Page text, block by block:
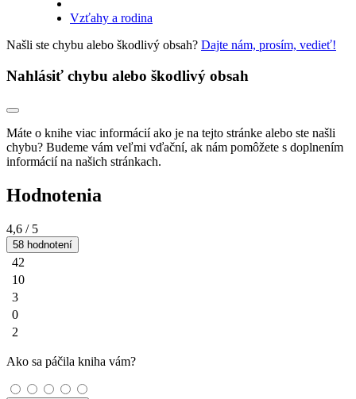
Vzťahy a rodina
Našli ste chybu alebo škodlivý obsah? Dajte nám, prosím, vedieť!
Nahlásiť chybu alebo škodlivý obsah
Máte o knihe viac informácií ako je na tejto stránke alebo ste našli
chybu? Budeme vám veľmi vďační, ak nám pomôžete s doplnením
informácií na našich stránkach.
Hodnotenia
4,6 / 5
58 hodnotení
42
10
3
0
2
Ako sa páčila kniha vám?